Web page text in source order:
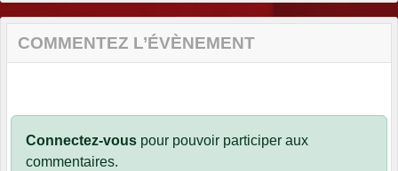
COMMENTEZ L’ÉVÈNEMENT
Connectez-vous pour pouvoir participer aux
commentaires.